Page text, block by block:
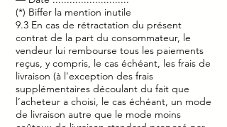
(*) Biffer la mention inutile
9.3 En cas de rétractation du présent
contrat de la part du consommateur, le
vendeur lui rembourse tous les paiements
reçus, y compris, le cas échéant, les frais de
livraison (à l'exception des frais
supplémentaires découlant du fait que
l’acheteur a choisi, le cas échéant, un mode
de livraison autre que le mode moins